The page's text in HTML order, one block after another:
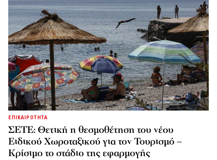
ΕΠΙΚΑΙΡΟΤΗΤΑ
ΣΕΤΕ: Θετική η θεσμοθέτηση του νέου
Ειδικού Χωροταξικού για τον Τουρισμό –
Κρίσιμο το στάδιο της εφαρμογής